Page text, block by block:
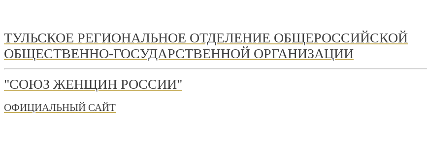
ТУЛЬСКОЕ РЕГИОНАЛЬНОЕ ОТДЕЛЕНИЕ ОБЩЕРОССИЙСКОЙ
ОБЩЕСТВЕННО-ГОСУДАРСТВЕННОЙ ОРГАНИЗАЦИИ
"СОЮЗ ЖЕНЩИН РОССИИ"
ОФИЦИАЛЬНЫЙ САЙТ